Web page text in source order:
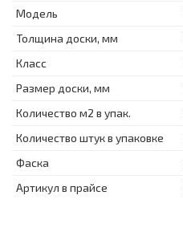
Модель
Толщина доски, мм
Класс
Размер доски, мм
Количество м2 в упак.
Количество штук в упаковке
Фаска
Артикул в прайсе